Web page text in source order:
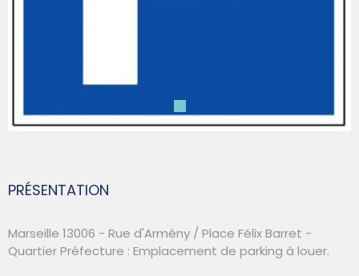
PRÉSENTATION
Marseille 13006 - Rue d'Armény / Place Félix Barret -
Quartier Préfecture : Emplacement de parking à louer.